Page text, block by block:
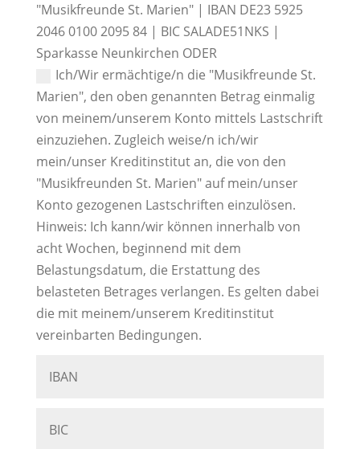
"Musikfreunde St. Marien" | IBAN DE23 5925
2046 0100 2095 84 | BIC SALADE51NKS |
Sparkasse Neunkirchen ODER
Ich/Wir ermächtige/n die "Musikfreunde St.
Marien", den oben genannten Betrag einmalig
von meinem/unserem Konto mittels Lastschrift
einzuziehen. Zugleich weise/n ich/wir
mein/unser Kreditinstitut an, die von den
"Musikfreunden St. Marien" auf mein/unser
Konto gezogenen Lastschriften einzulösen.
Hinweis: Ich kann/wir können innerhalb von
acht Wochen, beginnend mit dem
Belastungsdatum, die Erstattung des
belasteten Betrages verlangen. Es gelten dabei
die mit meinem/unserem Kreditinstitut
vereinbarten Bedingungen.